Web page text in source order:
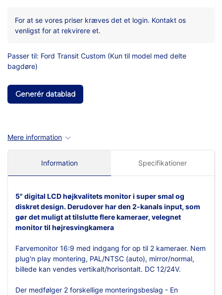
For at se vores priser kræves det et login. Kontakt os
venligst for at rekvirere et.
Passer til: Ford Transit Custom (Kun til model med delte
bagdøre)
Generér datablad
Mere information
Information Specifikationer
5" digital LCDhøjkvalitets monitor i super smal og
diskret design. Derudover har den 2-kanals input, som
gør det muligt at tilslutte flere kameraer, velegnet
monitor til højresvingkamera
Farvemonitor 16:9 med indgang for op til 2 kameraer. Nem
plug'n play montering, PAL/NTSC (auto), mirror/normal,
billede kan vendes vertikalt/horisontalt. DC 12/24V.
Der medfølger 2 forskellige monteringsbeslag - En